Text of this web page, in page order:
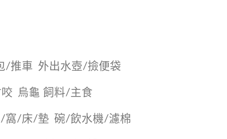
/推車 外出水壺/撿便袋
烏龜 飼料/主食
窩/床/墊 碗/飲水機/濾棉